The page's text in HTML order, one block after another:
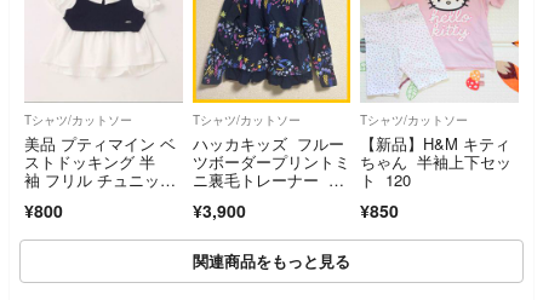
Tシャツ/カットソー
美品 プティマイン ベ
ストドッキング 半
袖 フリル チュニッ
¥800
Tシャツ/カットソー
ハッカキッズ フルー
ツボーダープリントミ
ニ裏毛トレーナー 13
¥3,900
Tシャツ/カットソー
【新品】H&M キティ
ちゃん 半袖上下セッ
ト 120
¥850
関連商品をもっと見る